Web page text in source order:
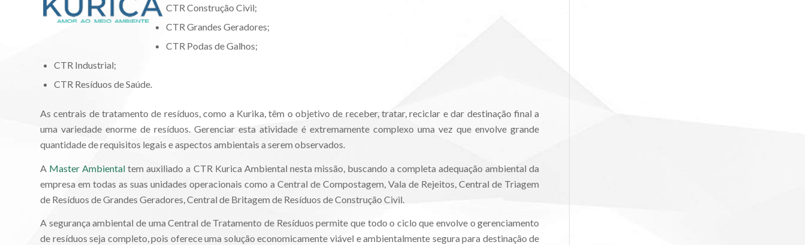
CTR Construção Civil;
CTR Grandes Geradores;
CTR Podas de Galhos;
CTR Industrial;
CTR Resíduos de Saúde.
As centrais de tratamento de resíduos, como a Kurika, têm o objetivo de receber, tratar, reciclar e dar destinação final a
uma variedade enorme de resíduos. Gerenciar esta atividade é extremamente complexo uma vez que envolve grande
quantidade de requisitos legais e aspectos ambientais a serem observados.
A Master Ambiental tem auxiliado a CTR Kurica Ambiental nesta missão, buscando a completa adequação ambiental da
empresa em todas as suas unidades operacionais como a Central de Compostagem, Vala de Rejeitos, Central de Triagem
de Resíduos de Grandes Geradores, Central de Britagem de Resíduos de Construção Civil.
A segurança ambiental de uma Central de Tratamento de Resíduos permite que todo o ciclo que envolve o gerenciamento
de resíduos seja completo, pois oferece uma solução economicamente viável e ambientalmente segura para destinação de